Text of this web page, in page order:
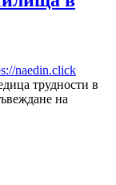
naedin.click
трудности в
на